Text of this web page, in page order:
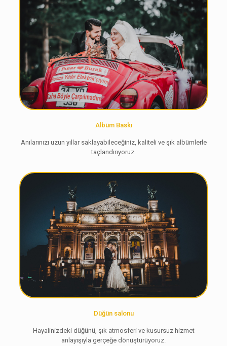
Albüm Baskı
Anılarınızı uzun yıllar saklayabileceğiniz, kaliteli ve şık albümlerle
taçlandırıyoruz.
Düğün salonu
Hayalinizdeki düğünü, şık atmosferi ve kusursuz hizmet
anlayışıyla gerçeğe dönüştürüyoruz.